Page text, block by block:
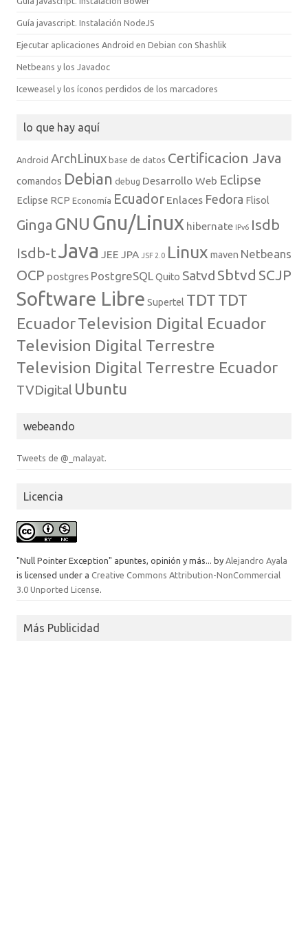
Guía javascript. Instalación NodeJS
Ejecutar aplicaciones Android en Debian con Shashlik
Netbeans y los Javadoc
Iceweasel y los íconos perdidos de los marcadores
lo que hay aquí
Android ArchLinux base de datos Certificacion Java
comandos Debian debug Desarrollo Web Eclipse
Eclipse RCP Economía Ecuador Enlaces Fedora Flisol
Ginga GNU Gnu/Linux hibernate IPv6 Isdb
Isdb-tJava JEE JPA JSF 2.0 Linux maven Netbeans
OCP postgres PostgreSQLQuito Satvd Sbtvd SCJP
Software Libre Supertel TDT TDT
EcuadorTelevision Digital Ecuador
Television Digital Terrestre
Television Digital Terrestre Ecuador
TVDigital Ubuntu
webeando
Tweets de @_malayat.
Licencia
"Null Pointer Exception" apuntes, opinión y más... by Alejandro Ayala
is licensed under a Creative Commons Attribution-NonCommercial
3.0 Unported License.
Más Publicidad